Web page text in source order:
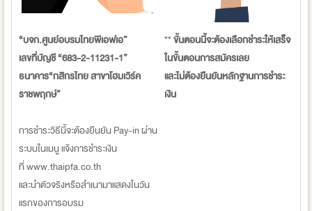
“บจก.ศูนย์อบรมไทยพีเอฟเอ”
เลขที่บัญชี “683-2-11231-1”
ธนาคาร“กสิกรไทย สาขาโฮมเวิร์ค
ราชพฤกษ์”
การชำระวิธีนี้จะต้องยืนยัน Pay-in ผ่าน
ระบบในเมนู แจ้งการชำระเงิน
ที่ www.thaipfa.co.th
และนำตัวจริงหรือสำเนามาแสดงในวัน
แรกของการอบรม
**ขั้นตอนนี้จะต้องเลือกชำระให้เสร็จ
ในขั้นตอนการสมัครเลย
และไม่ต้องยืนยันหลักฐานการชำระ
เงิน